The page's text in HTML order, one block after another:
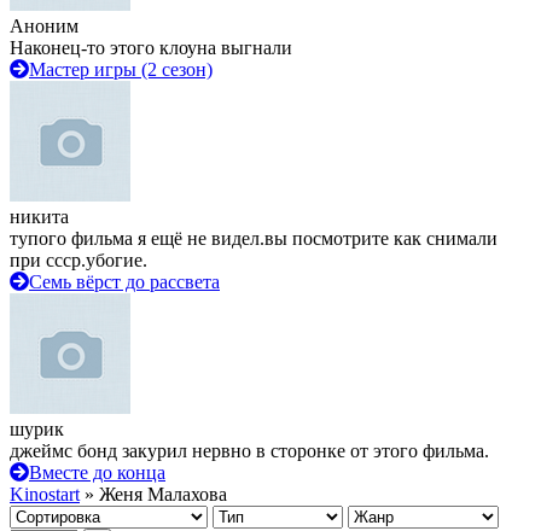
Аноним
Наконец-то этого клоуна выгнали
Мастер игры (2 сезон)
никита
тупого фильма я ещё не видел.вы посмотрите как снимали
при ссср.убогие.
Семь вёрст до рассвета
шурик
джеймс бонд закурил нервно в сторонке от этого фильма.
Вместе до конца
Kinostart » Женя Малахова